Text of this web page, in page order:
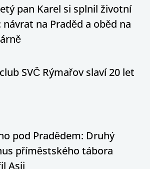
pan Karel si splnil životní
návrat na Praděd a oběd na
SVČ Rýmařov slaví 20 let
pod Pradědem: Druhý
příměstského tábora
Asii